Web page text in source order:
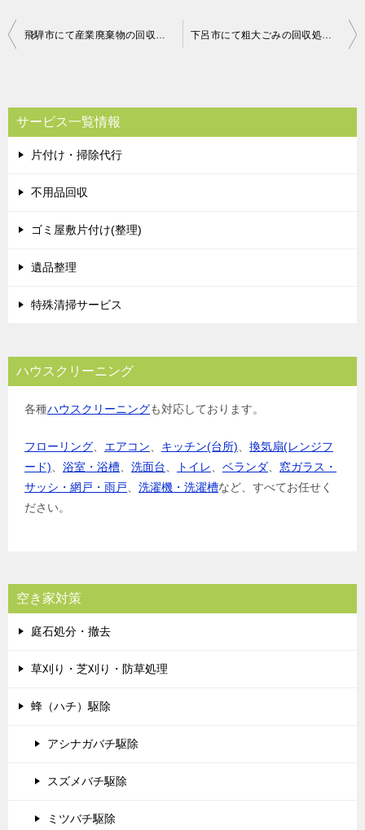
投
ビ
ゲ
ー
シ
飛騨市にて産業廃棄物の回収処分のご依頼 お客様の声 下呂市にて粗大ごみの回収処分のご依頼 お客様の声
サービス一覧情報
片付け・掃除代行
不用品回収
ゴミ屋敷片付け(整理)
遺品整理
特殊清掃サービス
ハウスクリーニング
各種ハウスクリーニングも対応しております。
フローリング、 エアコン、 キッチン(台所)、 換気扇(レンジフ
ード)、 浴室・浴槽、 洗面台、 トイレ、 ベランダ、 窓ガラス・
サッシ・網戸・雨戸、 洗濯機・洗濯槽など、すべてお任せく
ださい。
空き家対策
庭石処分・撤去
草刈り・芝刈り・防草処理
蜂（ハチ）駆除
アシナガバチ駆除
スズメバチ駆除
ミツバチ駆除